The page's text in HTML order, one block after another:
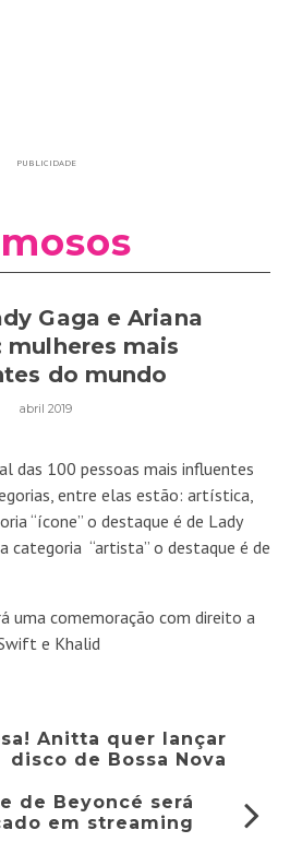
PUBLICIDADE
Gaga e Ariana
mulheres mais
do mundo
abril 2019
das 100 pessoas mais influentes
entre elas estão: artística,
“ícone” o destaque é de Lady
categoria “artista” o destaque é de
uma comemoração com direito a
e Khalid
Anitta quer lançar
disco de Bossa Nova
de Beyoncé será
em streaming